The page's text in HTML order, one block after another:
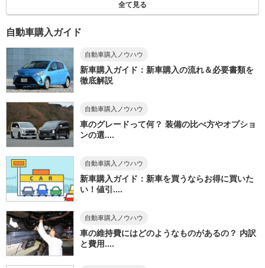
全て見る
自動車購入ガイド
自動車購入ノウハウ
新車購入ガイド：新車購入の流れ＆必要書類を
徹底解説
自動車購入ノウハウ
車のグレードって何？ 装備の比べ方やオプショ
ンの選....
自動車購入ノウハウ
新車購入ガイド：新車を買うならお得に買いた
い！値引....
自動車購入ノウハウ
車の維持費にはどのようなものがあるの？ 内訳
と費用....